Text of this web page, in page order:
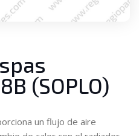
(SOPLO)
un flujo de aire